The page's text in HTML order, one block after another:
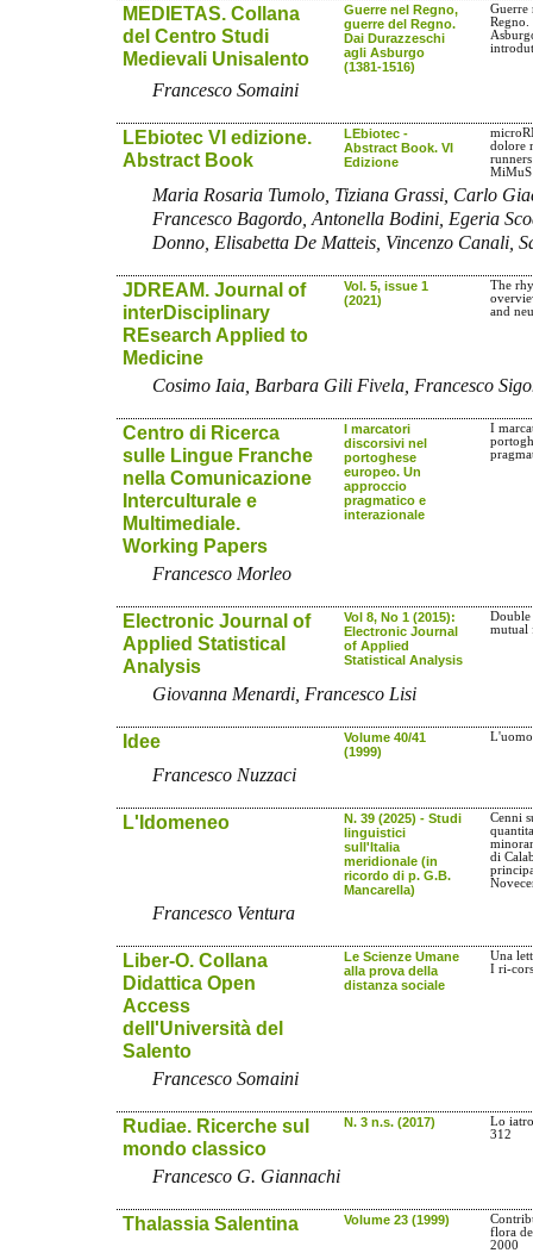
MEDIETAS. Collana
del Centro Studi
Medievali Unisalento
Guerre nel Regno,
guerre del Regno.
Dai Durazzeschi
agli Asburgo
(1381-1516)
Guerre
Regno.
Francesco Somaini
LEbiotec VI edizione.
Abstract Book
LEbiotec -
Abstract Book. VI
Edizione
dolore
MiMuS
Maria Rosaria Tumolo, Tiziana Grassi, Carlo
Francesco Bagordo, Antonella Bodini, Egeria
Donno, Elisabetta De Matteis, Vincenzo Canali,
JDREAM. Journal of
interDisciplinary
REsearch Applied to
Medicine
Vol. 5, issue 1
(2021)
The
and
Cosimo Iaia, Barbara Gili Fivela, Francesco
Centro di Ricerca
sulle Lingue Franche
nella Comunicazione
Interculturale e
Multimediale.
Working Papers
I marcatori
discorsivi nel
portoghese
europeo. Un
approccio
pragmatico e
interazionale
I
Francesco Morleo
Electronic Journal of
Applied Statistical
Analysis
Vol 8, No 1 (2015):
Electronic Journal
of Applied
Statistical Analysis
mutual
Giovanna Menardi, Francesco Lisi
Idee
Volume 40/41
(1999)
L'uomo
Francesco Nuzzaci
L'Idomeneo
N. 39 (2025) - Studi
linguistici
sull'Italia
meridionale (in
ricordo di p. G.B.
Mancarella)
Cenni
di
Francesco Ventura
Liber-O. Collana
Didattica Open
Access
dell'Università del
Salento
Le Scienze Umane
alla prova della
distanza sociale
Una
I ri-
Francesco Somaini
Rudiae. Ricerche sul
mondo classico
N. 3 n.s. (2017)
Lo
312
Francesco G. Giannachi
Thalassia Salentina Volume 23 (1999)
flora
2000